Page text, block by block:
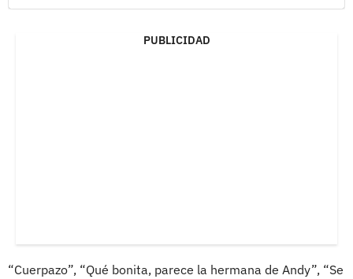
PUBLICIDAD
“Cuerpazo”, “Qué bonita, parece la hermana de Andy”, “Se